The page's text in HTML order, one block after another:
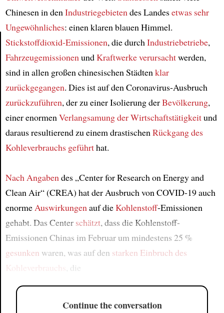
Article
Chinesen in den Industriegebieten des Landesetwas sehr
Ungewöhnliches: einen klaren blauen Himmel.
Stickstoffdioxid-Emissionen, die durch Industriebetriebe,
Fahrzeugemissionen undKraftwerkeverursachtwerden,
sind in allen großen chinesischen Städten klar
zurückgegangen. Dies ist auf den Coronavirus-Ausbruch
zurückzuführen, der zu einer Isolierung derBevölkerung,
einer enormen Verlangsamung der Wirtschaftstätigkeitund
daraus resultierend zu einem drastischen Rückgang des
Kohleverbrauchs geführthat.
Nach Angaben des „Center for Research on Energy and
Clean Air“ (CREA) hat der Ausbruch von COVID-19 auch
enorme Auswirkungen auf dieKohlenstoff-Emissionen
gehabt. Das Center schätzt, dass die Kohlenstoff-
Emissionen Chinas im Februar um mindestens 25 %
gesunken waren, was auf den starken Einbruch des
Kohleverbrauchs
, die
Continue the conversation